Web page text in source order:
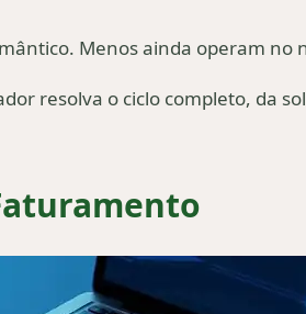
Menos ainda operam no
resolva o ciclo completo, da